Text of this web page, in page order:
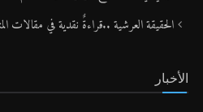
الحقيقة العرشية ..قراءةٌ نقدية في مقالات
الأخبار